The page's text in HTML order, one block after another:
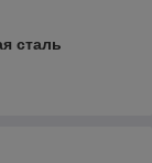
сталь